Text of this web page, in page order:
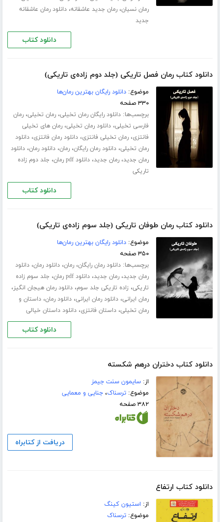
رمان نسیان،رمان جدید عاشقانه،دانلود رمان عاشقانه
جدید
دانلود کتاب
دانلود کتاب رمان فصل تاریکی (جلد دوم زاده‌ی تاریکی)
موضوع:دانلود رایگان بهترین رمان‌ها
۳۳۰ صفحه
برچسب‌ها:دانلود رایگان رمان تخیلی،رمان تخیلی،رمان
فارسی تخیلی،دانلود رمان تخیلی،رمان های تخیلی
فانتزی،رمان تخیلی فانتزی،دانلود رمان فانتزی،دانلود
رمان تخیلی،دانلود رمان رایگان،رمان،دانلود رمان،دانلود
رمان جدید،رمان جدید،دانلود pdf رمان ، جلد دوم زاده
تاریکی
دانلود کتاب
دانلود کتاب رمان طوفان تاریکی (جلد سوم زاده‌ی تاریکی)
موضوع:دانلود رایگان بهترین رمان‌ها
۳۵۰ صفحه
برچسب‌ها:دانلود رمان رایگان،رمان،دانلود رمان،دانلود
رمان جدید،رمان جدید،دانلود pdf رمان ، جلد سوم زاده
تاریکی، زاده تاریکی جلد سوم،دانلود رمان هیجان انگیز،
رمان ایرانی،دانلود رمان ایرانی،دانلود رمان،داستان و
رمان تخیلی،داستان فانتزی،دانلود داستان خیالی
دانلود کتاب
دانلود کتاب دختران درهم شکسته
از:سایمون سنت جیمز
موضوع:ترسناک،جنایی و معمایی
۳۸۲ صفحه
دریافت از کتابراه
دانلود کتاب ارتفاع
از: استیون کینگ
موضوع:ترسناک